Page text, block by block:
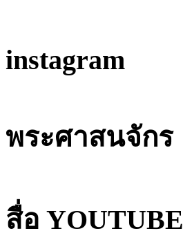
instagram
พระศาสนจักร
สื่อ YOUTUBE